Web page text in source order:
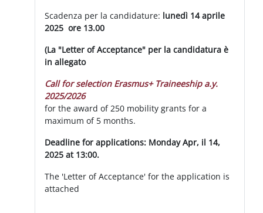
Scadenza per la candidature: lunedì 14 aprile
2025 ore 13.00
(La "Letter of Acceptance" per la candidatura è
in allegato
Call for selection Erasmus+ Traineeship a.y.
2025/2026
for the award of 250 mobility grants for a
maximum of 5 months.
Deadline for applications: Monday Apr, il 14,
2025 at 13:00.
The 'Letter of Acceptance' for the application is
attached